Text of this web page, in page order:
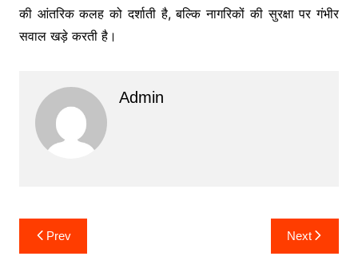
की आंतरिक कलह को दर्शाती है, बल्कि नागरिकों की सुरक्षा पर गंभीर
सवाल खड़े करती है।
Admin
Post
navigation
Prev Next